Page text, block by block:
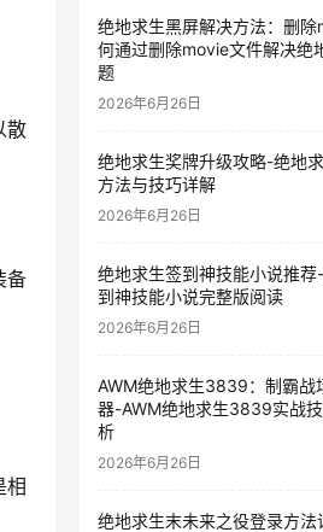
散
备
相
绝地求生黑屏解决方法：删
何通过删除movie文件解决绝
题
2026年6月26日
绝地求生奖牌升级攻略-绝地
方法与技巧详解
2026年6月26日
绝地求生签到神技能小说推
到神技能小说完整版阅读
2026年6月26日
AWM绝地求生3839：制霸战
器-AWM绝地求生3839实战
析
2026年6月26日
绝地求生末未来之役登录方